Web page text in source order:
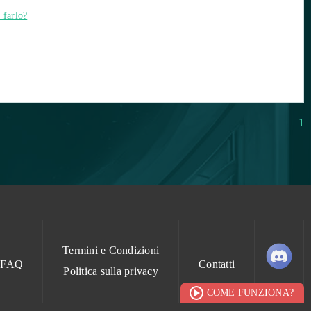
COME FUNZIONA?
farlo?
1
FAQ
Termini e Condizioni
Politica sulla privacy
Contatti